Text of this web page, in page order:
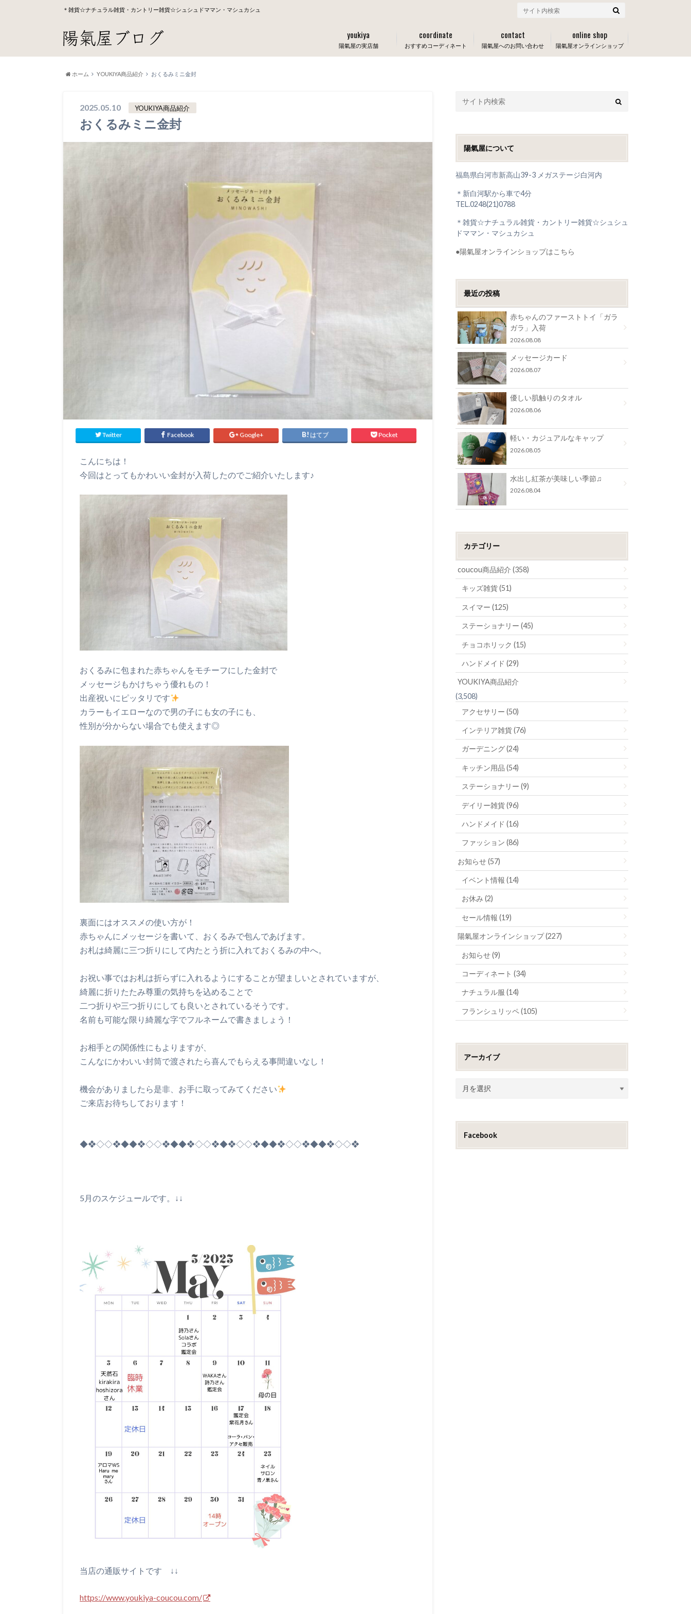
＊雑貨☆ナチュラル雑貨・カントリー雑貨☆シュシュドママン・マシュカシュ
陽氣屋の実店舗
youkiya
おすすめコーディネート
coordinate
陽氣屋へのお問い合わせ
contact
陽氣屋オンラインショップ
online shop
ホーム YOUKIYA商品紹介 おくるみミニ金封
2025.05.10 YOUKIYA商品紹介
おくるみミニ金封
Twitter Facebook Google+ はてブ Pocket
こんにちは！
今回はとってもかわいい金封が入荷したのでご紹介いたします♪
おくるみに包まれた赤ちゃんをモチーフにした金封で
メッセージもかけちゃう優れもの！
出産祝いにピッタリです
カラーもイエローなので男の子にも女の子にも、
性別が分からない場合でも使えます◎
裏面にはオススメの使い方が！
赤ちゃんにメッセージを書いて、おくるみで包んであげます。
お札は綺麗に三つ折りにして内たとう折に入れておくるみの中へ。
お祝い事ではお札は折らずに入れるようにすることが望ましいとされていますが、
綺麗に折りたたみ尊重の気持ちを込めることで
二つ折りや三つ折りにしても良いとされているそうです。
名前も可能な限り綺麗な字でフルネームで書きましょう！
お相手との関係性にもよりますが、
こんなにかわいい封筒で渡されたら喜んでもらえる事間違いなし！
機会がありましたら是非、お手に取ってみてください
ご来店お待ちしております！
◆❖◇◇❖◆◆❖◇◇❖◆◆❖◇◇❖◆❖◇◇❖◆◆❖◇◇❖◆◆❖◇◇❖
5月のスケジュールです。↓↓
当店の通販サイトです ↓↓
https://www.youkiya-coucou.com/
陽氣屋について
福島県白河市新高山39-3 メガステージ白河内
＊新白河駅から車で4分
TEL.0248(21)0788
＊雑貨☆ナチュラル雑貨・カントリー雑貨☆シュシュ
ドママン・マシュカシュ
●陽氣屋オンラインショップはこちら
最近の投稿
赤ちゃんのファーストトイ「ガラ
ガラ」入荷
2026.08.08
メッセージカード
2026.08.07
優しい肌触りのタオル
2026.08.06
軽い・カジュアルなキャップ
2026.08.05
水出し紅茶が美味しい季節♫
2026.08.04
カテゴリー
coucou商品紹介 (358)
キッズ雑貨 (51)
スイマー (125)
ステーショナリー (45)
チョコホリック (15)
ハンドメイド (29)
YOUKIYA商品紹介
(3,508)
アクセサリー (50)
インテリア雑貨 (76)
ガーデニング (24)
キッチン用品 (54)
ステーショナリー (9)
デイリー雑貨 (96)
ハンドメイド (16)
ファッション (86)
お知らせ (57)
イベント情報 (14)
お休み (2)
セール情報 (19)
陽氣屋オンラインショップ (227)
お知らせ (9)
コーディネート (34)
ナチュラル服 (14)
フランシュリッペ (105)
アーカイブ
Facebook